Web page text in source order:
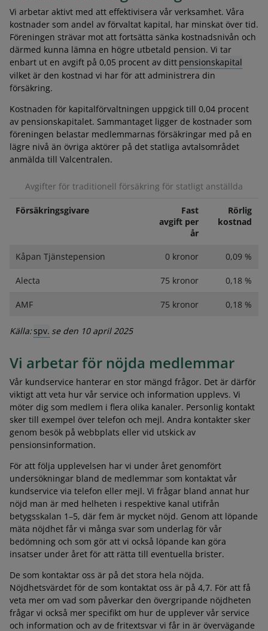
Vi arbetar aktivt med att effektivisera vår verksamhet. Våra
kostnader som andel av förvaltat kapital, har minskat över tid.
Föreningen strävar mot att fortsätta sänka kostnadsnivån och
därmed kunna lämna en högre utbetald pension. Vi tar
enbart ut en avgift på 0,05 procent av ditt pensionskapital
vilket är den kostnad vi har för att administrera din
försäkring.
Kostnaden för kapitalförvaltningen uppgick till 0,04 procent
av pensionskapitalet. Sammantaget ligger de kostnader som
föreningen belastar medlemmarnas försäkringar med på en
lägre nivå än övriga aktörer på det statliga avtalsområdet
anmälda till Valcentralen.
Avgifter för traditionell försäkring för statligt anställda
Försäkringsgivare
Fast
avgift per
år
Rörlig
kostnad
Kåpan Tjänstepension 0 kronor 0,09 %
Alecta 75 kronor 0,18 %
AMF 75 kronor 0,18 %
Källa:spv. se den 10 april 2025
Vi arbetar för nöjda medlemmar
Vår kundservice hanterar en stor mängd frågor. Det är därför
viktigt att veta hur vår service och information upplevs. Vi
möter dig som medlem i flera olika kanaler. Personlig kontakt
sker till exempel över telefon och mejl. Andra kontakter sker
genom besök på webbplats eller vid utskick av
pensionsinformation.
För att följa upplevelsen har vi under året genomfört
undersökningar bland de medlemmar som kontaktat vår
kundservice via telefon eller mejl. Vi frågar bland annat hur
nöjd man är med helheten i respektive kanal utifrån
betygsskalan 1–5, där fem är mycket nöjd. Genom att löpande
mäta nöjdhet får vi många svar som underlag för vår
bedömning och som gör att vi också löpande kan göra
insatser under året för att rätta till eventuella brister.
De som kontaktar oss är på det stora hela nöjda.
Nöjdhetsvärdet för de som kontaktat oss är på 4,7. För att få
veta mer om vad som påverkar den övergripande nöjdheten
frågar vi också mer specifikt om hur de upplever vår service
och information och av de fritextsvar vi får in är övervägande